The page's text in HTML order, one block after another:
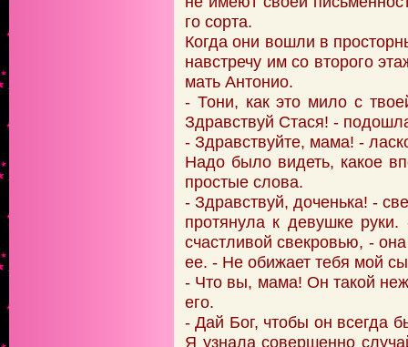
го сорта.
Когда они вошли в
навстречу им со второго
мать Антонио.
- Тони, как это мило с
Здравствуй Стася! -
- Здравствуйте, мама! -
Надо было видеть, какое
простые слова.
- Здравствуй, доченька! -
протянула к девушке
счастливой свекровью, -
ее. - Не обижает тебя мой
- Что вы, мама! Он такой
его.
- Дай Бог, чтобы он всегда
Я узнала совершенно